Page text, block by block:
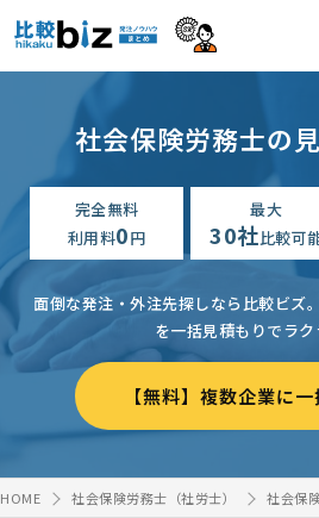
社会保険労務士の
完全無料
利用料0円
最大
30社比較可
面倒な発注・外注先探しなら比較ビズ。
を一括見積もりでラク
【無料】複数企業に
HOME 社会保険労務士（社労士） 社会保